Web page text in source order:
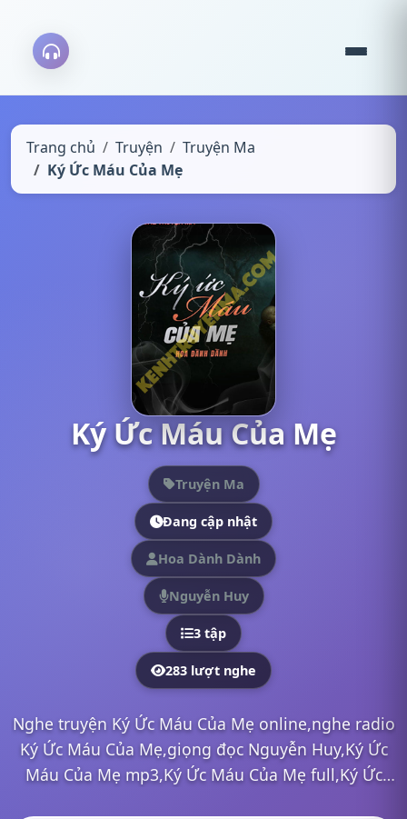
Trang chủ Truyện
Truyện Ma
Ký Ức Máu Của Mẹ
Ký Ức Máu Của Mẹ
Truyện Ma
Đang cập nhật
Hoa Dành Dành
Nguyễn Huy
3 tập
283 lượt nghe
Nghe truyện Ký Ức Máu Của Mẹ online,nghe radio
Ký Ức Máu Của Mẹ,giọng đọc Nguyễn Huy,Ký Ức
Máu Của Mẹ mp3,Ký Ức Máu Của Mẹ full,Ký Ức